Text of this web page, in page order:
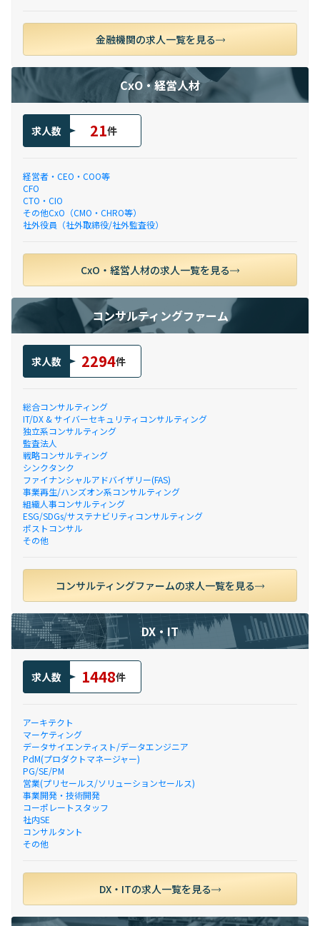
金融機関の求人一覧を見る
CxO・経営人材
求人数 21件
経営者・CEO・COO等
CFO
CTO・CIO
その他CxO（CMO・CHRO等）
社外役員（社外取締役/社外監査役）
CxO・経営人材の求人一覧を見る
コンサルティングファーム
求人数 2294件
総合コンサルティング
IT/DX & サイバーセキュリティコンサルティング
独立系コンサルティング
監査法人
戦略コンサルティング
シンクタンク
ファイナンシャルアドバイザリー(FAS)
事業再生/ハンズオン系コンサルティング
組織人事コンサルティング
ESG/SDGs/サステナビリティコンサルティング
ポストコンサル
その他
コンサルティングファームの求人一覧を見る
DX・IT
求人数 1448件
アーキテクト
マーケティング
データサイエンティスト/データエンジニア
PdM(プロダクトマネージャー)
PG/SE/PM
営業(プリセールス/ソリューションセールス)
事業開発・技術開発
コーポレートスタッフ
社内SE
コンサルタント
その他
DX・ITの求人一覧を見る